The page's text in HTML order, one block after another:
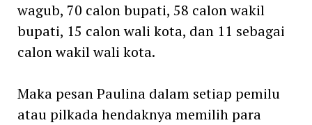
wagub, 70 calon bupati, 58 calon wakil
bupati, 15 calon wali kota, dan 11 sebagai
calon wakil wali kota.
Maka pesan Paulina dalam setiap pemilu
atau pilkada hendaknya memilih para